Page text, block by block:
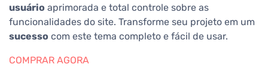
usuário aprimorada e total controle sobre as
funcionalidades do site. Transforme seu projeto em um
sucesso com este tema completo e fácil de usar.
COMPRAR AGORA